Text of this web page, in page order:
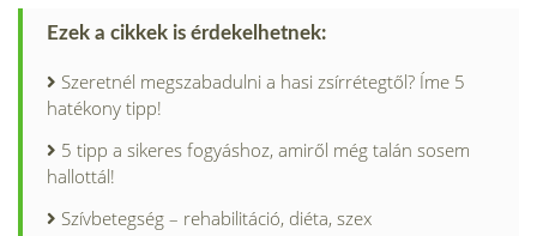
Ezek a cikkek is érdekelhetnek:
Szeretnél megszabadulni a hasi zsírrétegtől? Íme 5
hatékony tipp!
5 tipp a sikeres fogyáshoz, amiről még talán sosem
hallottál!
Szívbetegség – rehabilitáció, diéta, szex